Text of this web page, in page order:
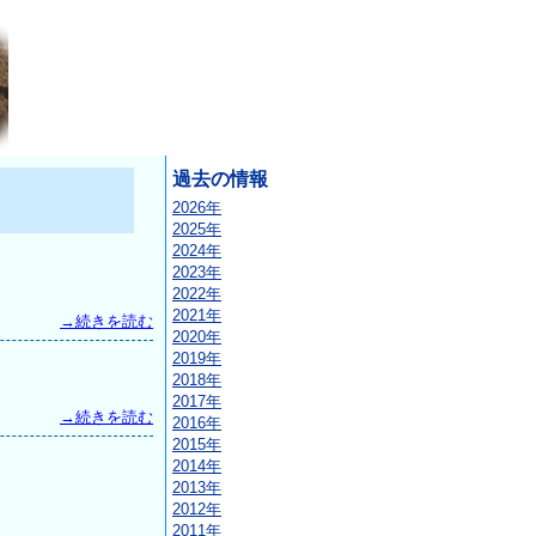
→続きを読む
→続きを読む
過去の情報
2026年
2025年
2024年
2023年
2022年
2021年
2020年
2019年
2018年
2017年
2016年
2015年
2014年
2013年
2012年
2011年